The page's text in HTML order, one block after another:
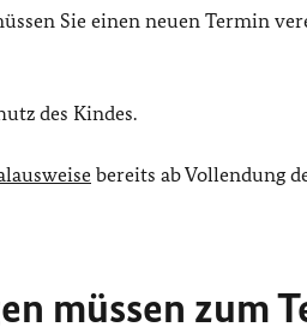
Sie einen neuen Termin
des Kindes.
bereits ab Vollendung
müssen zum